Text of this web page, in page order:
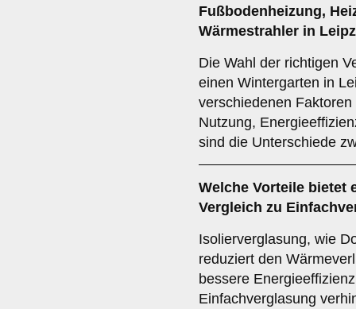
Fußbodenheizung,
Wärmestrahler in
Die Wahl der richtigen
einen Wintergarten in
verschiedenen
Nutzung,
sind die Unterschiede
Welche Vorteile bietet
Vergleich zu
Isolierverglasung, wie
reduziert den
bessere
Einfachverglasung